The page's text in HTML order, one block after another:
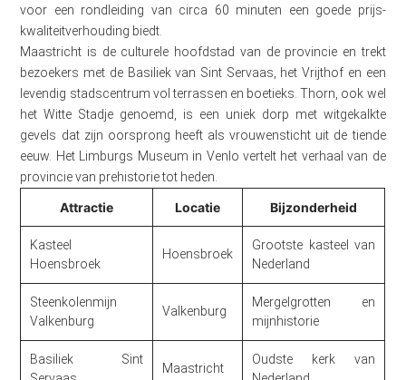
voor een rondleiding van circa 60 minuten een goede prijs-
kwaliteitverhouding biedt.
Maastricht is de culturele hoofdstad van de provincie en trekt
bezoekers met de Basiliek van Sint Servaas, het Vrijthof en een
levendig stadscentrum vol terrassen en boetieks. Thorn, ook wel
het Witte Stadje genoemd, is een uniek dorp met witgekalkte
gevels dat zijn oorsprong heeft als vrouwensticht uit de tiende
eeuw. Het Limburgs Museum in Venlo vertelt het verhaal van de
provincie van prehistorie tot heden.
Attractie Locatie Bijzonderheid
Kasteel
Hoensbroek
Hoensbroek
Grootste kasteel van
Nederland
Steenkolenmijn
Valkenburg
Valkenburg
Mergelgrotten en
mijnhistorie
Basiliek Sint
Maastricht
Oudste kerk van